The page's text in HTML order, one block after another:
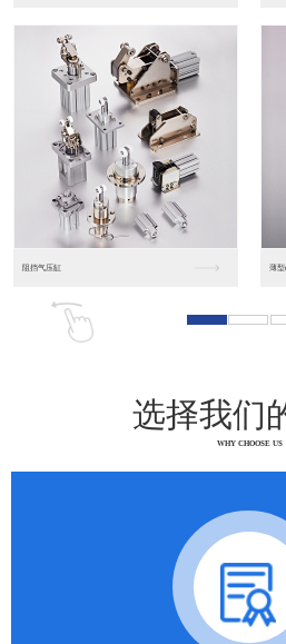
松下人机界面DP10... 数字
选择我们
WHY CHOOSE US